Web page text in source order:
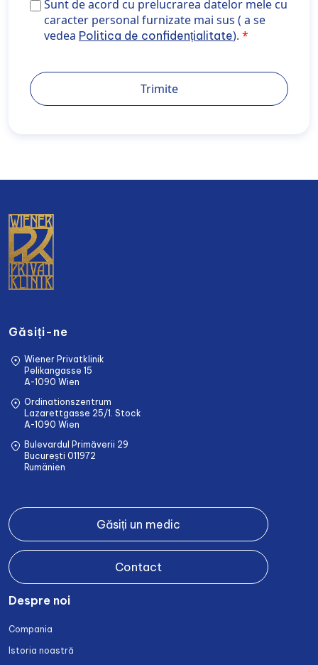
Sunt de acord cu prelucrarea datelor mele cu
personal furnizate mai sus ( a se vedea <a
href="https://wiener-privatklinik.com/ro/politica-de-
Sunt de acord cu prelucrarea datelor mele cu
caracter personal furnizate mai sus ( a se
vedea Politica de confidențialitate).
Trimite
Găsiți-ne
Wiener Privatklinik
Pelikangasse 15
A-1090 Wien
Ordinationszentrum
Lazarettgasse 25/1. Stock
A-1090 Wien
Bulevardul Primăverii 29
București 011972
Rumänien
Găsiți un medic
Contact
Despre noi
Compania
Istoria noastră